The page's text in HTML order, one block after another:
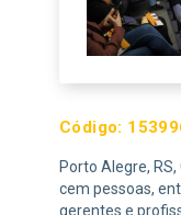
Código:
Porto Alegre,
cem pessoas,
gerentes e